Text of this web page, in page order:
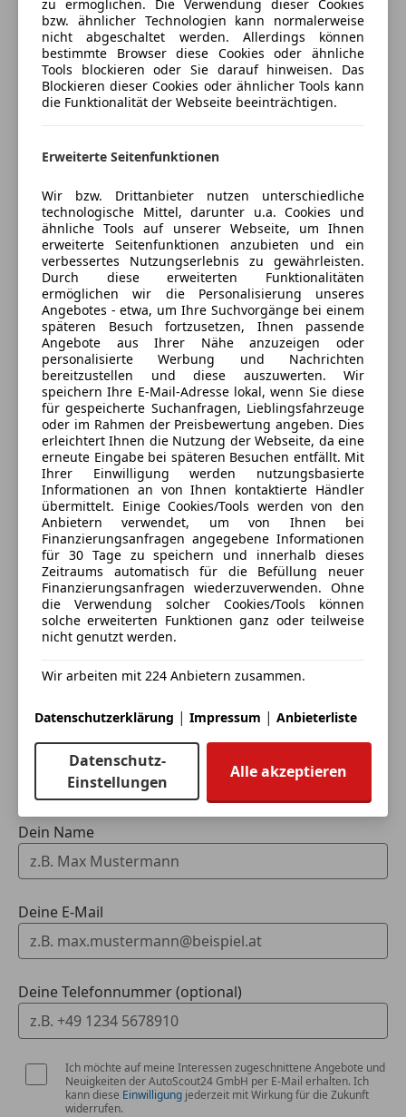
Soundsystem
Sicherheit
ABS
Abstandstempomat
Beifahrerairbag
Fahrerairbag
Fernlichtassistent
Isofix
Kopfairbag
Kurvenlicht
LED-Scheinwerfer
LED-Tagfahrlicht
Müdigkeitswarnsystem
Nachtsicht-Assistent
Nebelscheinwerfer
Notbremsassistent
Notrufsystem
Reifendruckkontrollsystem
Seitenairbag
Servolenkung
Spurhalteassistent
Tagfahrlicht
Totwinkel-Assistent
Traktionskontrolle
Verkehrszeichenerkennung
Wegfahrsperre
Alufelgen
Dachreling
Innenspiegel automatisch abblendend
Schaltwippen
Sprachsteuerung
Touchscreen
Sternebewertung 5 von 5
5Sterne
(93% Weiterempfehlungen)
Anbieter auf AutoScout24 seit 2020
Wiener Neustadt
2700 Wiener Neustadt, AT
Kontakt
Mayer Thomas
Verkauf
Nummer anzeigen
Anbieter kontaktieren
Deine Nachricht
Eintauschwagen: Kaufen und verkaufen in nur einem
Schritt
Ich möchte mein Auto in Zahlung geben
Fahrzeugdaten hinzufügen
Dein Name
Deine E-Mail
Deine Telefonnummer (optional)
Ich möchte auf meine Interessen zugeschnittene Angebote und
Neuigkeiten der AutoScout24 GmbH per E-Mail erhalten. Ich
kann diese Einwilligung jederzeit mit Wirkung für die Zukunft
widerrufen.
zu ermöglichen. Die Verwendung dieser Cookies
bzw. ähnlicher Technologien kann normalerweise
nicht abgeschaltet werden. Allerdings können
bestimmte Browser diese Cookies oder ähnliche
Tools blockieren oder Sie darauf hinweisen. Das
Blockieren dieser Cookies oder ähnlicher Tools kann
die Funktionalität der Webseite beeinträchtigen.
Erweiterte Seitenfunktionen
Wir bzw. Drittanbieter nutzen unterschiedliche
technologische Mittel, darunter u.a. Cookies und
ähnliche Tools auf unserer Webseite, um Ihnen
erweiterte Seitenfunktionen anzubieten und ein
verbessertes Nutzungserlebnis zu gewährleisten.
Durch diese erweiterten Funktionalitäten
ermöglichen wir die Personalisierung unseres
Angebotes - etwa, um Ihre Suchvorgänge bei einem
späteren Besuch fortzusetzen, Ihnen passende
Angebote aus Ihrer Nähe anzuzeigen oder
personalisierte Werbung und Nachrichten
bereitzustellen und diese auszuwerten. Wir
speichern Ihre E-Mail-Adresse lokal, wenn Sie diese
für gespeicherte Suchanfragen, Lieblingsfahrzeuge
oder im Rahmen der Preisbewertung angeben. Dies
erleichtert Ihnen die Nutzung der Webseite, da eine
erneute Eingabe bei späteren Besuchen entfällt. Mit
Ihrer Einwilligung werden nutzungsbasierte
Informationen an von Ihnen kontaktierte Händler
übermittelt. Einige Cookies/Tools werden von den
Anbietern verwendet, um von Ihnen bei
Finanzierungsanfragen angegebene Informationen
für 30 Tage zu speichern und innerhalb dieses
Zeitraums automatisch für die Befüllung neuer
Finanzierungsanfragen wiederzuverwenden. Ohne
die Verwendung solcher Cookies/Tools können
solche erweiterten Funktionen ganz oder teilweise
nicht genutzt werden.
Wir arbeiten mit 224 Anbietern zusammen.
Datenschutzerklärung | Impressum | Anbieterliste
Datenschutz-
Einstellungen
Alle akzeptieren